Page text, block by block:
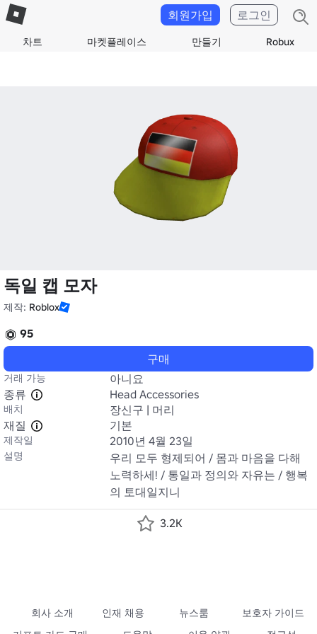
차트 마켓플레이스 만들기 Robux
회원가입 로그인
독일 캡 모자
제작: Roblox
95
구매
거래 가능
아니요
종류
Head Accessories
배치
장신구 | 머리
재질
기본
제작일 2010년 4월 23일
설명
우리 모두 형제되어 / 몸과 마음을 다해
노력하세! / 통일과 정의와 자유는 / 행복
의 토대일지니
3.2K
회사 소개 인재 채용 뉴스룸
보호자 가이드